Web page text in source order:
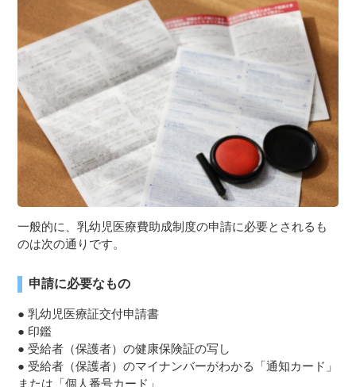
一般的に、乳幼児医療費助成制度の申請に必要とされるも
のは次の通りです。
申請に必要なもの
● 乳幼児医療証交付申請書
● 印鑑
● 受給者（保護者）の健康保険証の写し
● 受給者（保護者）のマイナンバーがわかる「通知カード」
または「個人番号カード」